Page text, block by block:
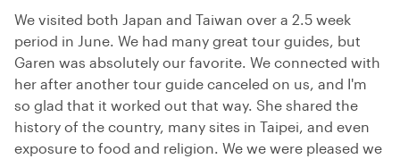
We visited both Japan and Taiwan over a 2.5 week
period in June. We had many great tour guides, but
Garen was absolutely our favorite. We connected with
her after another tour guide canceled on us, and I'm
so glad that it worked out that way. She shared the
history of the country, many sites in Taipei, and even
exposure to food and religion. We we were pleased we